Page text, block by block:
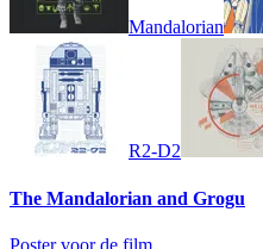
Mandalorian
R2-D2
The Mandalorian and Grogu
Poster voor de film